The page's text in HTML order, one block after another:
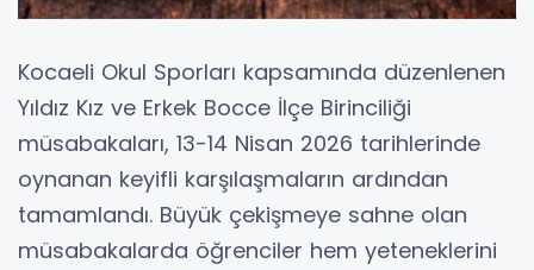
Kocaeli Okul Sporları kapsamında düzenlenen
Yıldız Kız ve Erkek Bocce İlçe Birinciliği
müsabakaları, 13-14 Nisan 2026 tarihlerinde
oynanan keyifli karşılaşmaların ardından
tamamlandı. Büyük çekişmeye sahne olan
müsabakalarda öğrenciler hem yeteneklerini